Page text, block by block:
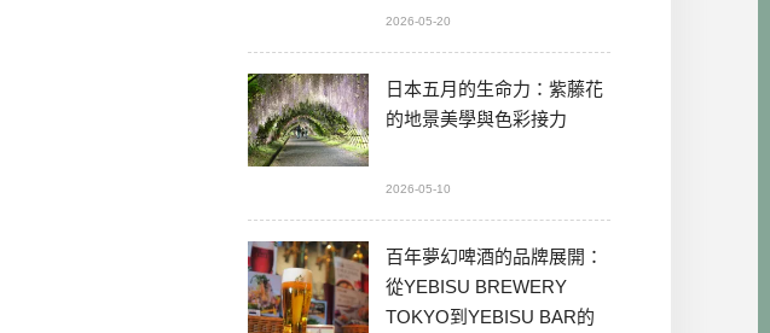
2026-05-20
日本五月的生命力：紫藤花
的地景美學與色彩接力
2026-05-10
百年夢幻啤酒的品牌展開：
從YEBISU BREWERY
TOKYO到YEBISU BAR的